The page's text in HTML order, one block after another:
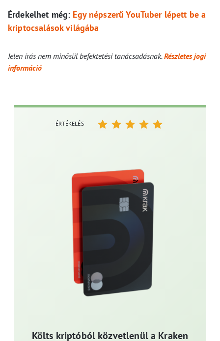
Érdekelhet még: Egy népszerű YouTuber lépett be a
kriptocsalások világába
Jelen írás nem minősül befektetési tanácsadásnak.Részletes jogi
információ
Költs kriptóból közvetlenül a Kraken
ÉRTÉKELÉS